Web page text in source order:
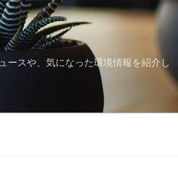
ースや、気になった環境情報を紹介し